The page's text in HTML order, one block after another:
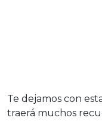
Te dejamos con
traerá muchos